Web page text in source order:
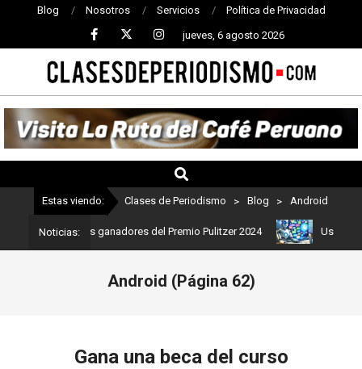
Blog Nosotros Servicios Política de Privacidad
jueves, 6 agosto 2026
CLASES
DE
PERIODISMO
Estas viendo: Clases de Periodismo > Blog > Android
Noticias:
Estos son los ganadores del Premio Pulitzer 2024 Usuarios de
Android (Página 62)
Gana una beca del curso